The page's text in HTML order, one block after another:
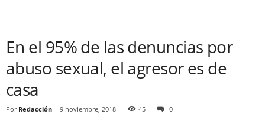
En el 95% de las denuncias por
abuso sexual, el agresor es de
casa
Por Redacción - 9 noviembre, 2018 45 0